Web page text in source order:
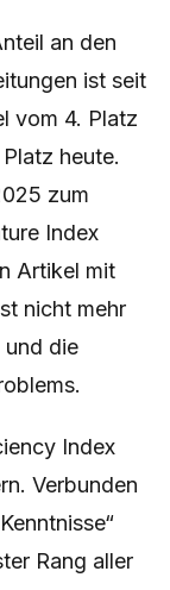
an den
ist seit
vom 4. Platz
heute.
zum
Index
Artikel mit
nicht mehr
und die
Index
Verbunden
Rang aller